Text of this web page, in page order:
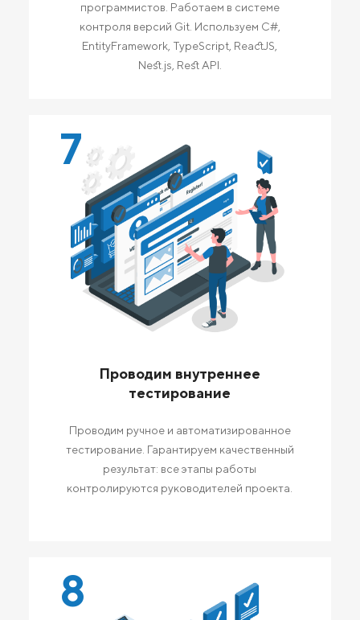
программистов. Работаем в системе
контроля версий Git. Используем C#,
EntityFramework, TypeScript, ReactJS,
Nest.js, Rest API.
7
Проводим внутреннее
тестирование
Проводим ручное и автоматизированное
тестирование. Гарантируем качественный
результат: все этапы работы
контролируются руководителей проекта.
8